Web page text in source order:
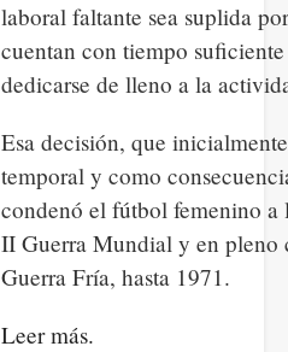
laboral faltante sea suplida
cuentan con tiempo
dedicarse de lleno a la
Esa decisión, que
temporal y como
condenó el fútbol femenino a
II Guerra Mundial y en pleno
Guerra Fría, hasta 1971.
Leer más.